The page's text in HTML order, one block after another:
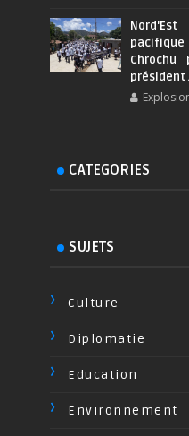
pacifique
Chrochu
président
CATEGORIES
SUJETS
Culture
Diplomatie
Education
Environnement